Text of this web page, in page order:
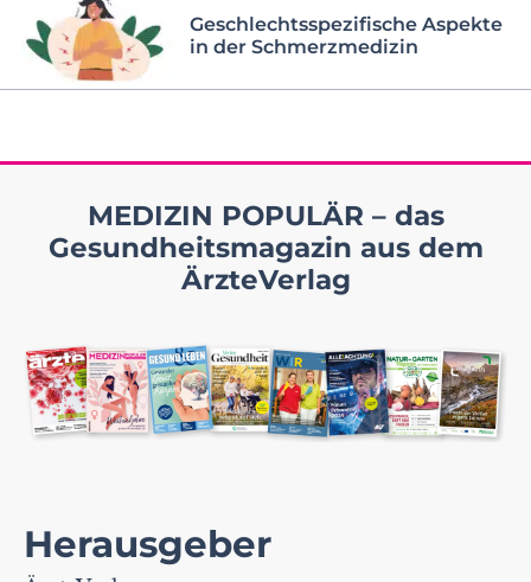
Geschlechtsspezifische Aspekte
in der Schmerzmedizin
MEDIZIN POPULÄR – das
Gesundheitsmagazin aus dem
ÄrzteVerlag
Herausgeber